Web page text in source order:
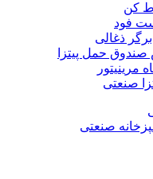
کن
فود
برگر ذغالی
حمل پیتزا
مرینیتور
صنعتی
صنعتی